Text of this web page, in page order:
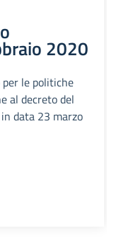
2020
le politiche
al decreto del
data 23 marzo